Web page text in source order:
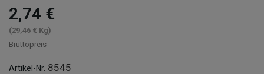
2,74 €
(29,46 € Kg)
Bruttopreis
Artikel-Nr. 8545